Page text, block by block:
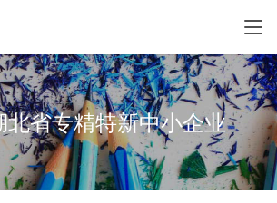
北省专精特新中小企业